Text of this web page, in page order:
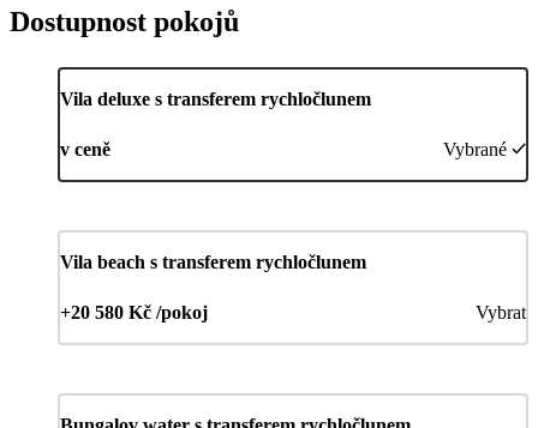
Dostupnost pokojů
Vila deluxe s transferem rychločlunem
v ceně Vybrané
Vila beach s transferem rychločlunem
+20 580 Kč /pokoj Vybrat